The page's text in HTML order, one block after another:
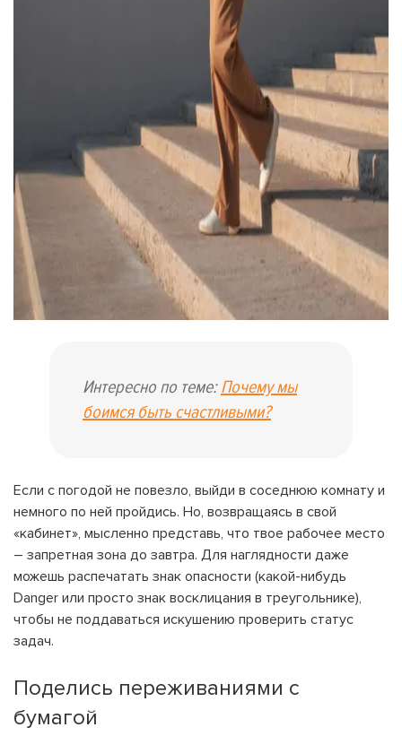
Интересно по теме:Почему мы
боимся быть счастливыми?
Если с погодой не повезло, выйди в соседнюю комнату и
немного по ней пройдись. Но, возвращаясь в свой
«кабинет», мысленно представь, что твое рабочее место
– запретная зона до завтра. Для наглядности даже
можешь распечатать знак опасности (какой-нибудь
Danger или просто знак восклицания в треугольнике),
чтобы не поддаваться искушению проверить статус
задач.
Поделись переживаниями с
бумагой